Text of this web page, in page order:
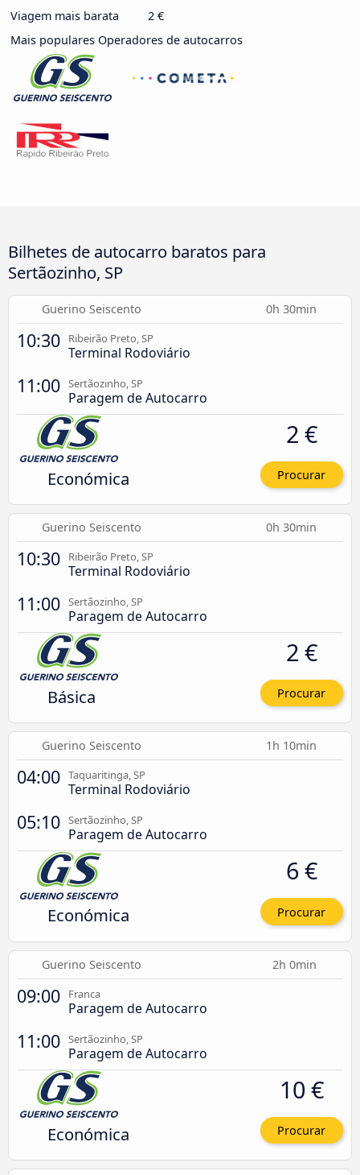
Viagem mais barata
2 €
Mais populares Operadores de autocarros
Bilhetes de autocarro baratos para
Sertãozinho, SP
Guerino Seiscento 0h 30min
10:30 Ribeirão Preto, SP
Terminal Rodoviário
11:00 Sertãozinho, SP
Paragem de Autocarro
Económica
2 €
Procurar
Guerino Seiscento 0h 30min
10:30 Ribeirão Preto, SP
Terminal Rodoviário
11:00 Sertãozinho, SP
Paragem de Autocarro
Básica
2 €
Procurar
Guerino Seiscento 1h 10min
04:00 Taquaritinga, SP
Terminal Rodoviário
05:10 Sertãozinho, SP
Paragem de Autocarro
Económica
6 €
Procurar
Guerino Seiscento 2h 0min
09:00 Franca
Paragem de Autocarro
11:00 Sertãozinho, SP
Paragem de Autocarro
Económica
10 €
Procurar